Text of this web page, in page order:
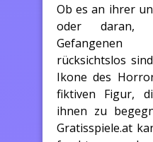
Ob es an ihrer
oder daran,
rücksichtslos
Ikone des
fiktiven Figur,
ihnen zu
Gratisspiele.at